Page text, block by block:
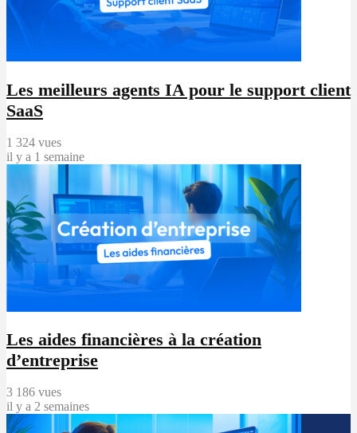
Les meilleurs agents IA pour le support client
SaaS
1 324 vues
il y a 1 semaine
Les aides financières à la création
d’entreprise
3 186 vues
il y a 2 semaines